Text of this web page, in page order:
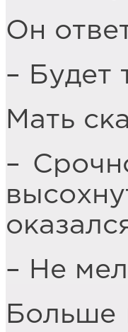
Он
– Будет
Мать
–
– Не
Больше